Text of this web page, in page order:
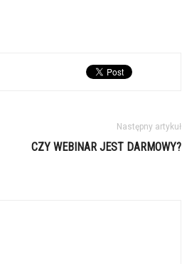
Następny artykuł
CZY WEBINAR JEST DARMOWY?